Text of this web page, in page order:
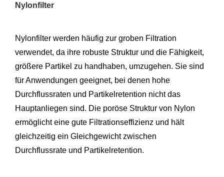
Nylonfilter
Nylonfilter werden häufig zur groben Filtration
verwendet, da ihre robuste Struktur und die Fähigkeit,
größere Partikel zu handhaben, umzugehen. Sie sind
für Anwendungen geeignet, bei denen hohe
Durchflussraten und Partikelretention nicht das
Hauptanliegen sind. Die poröse Struktur von Nylon
ermöglicht eine gute Filtrationseffizienz und hält
gleichzeitig ein Gleichgewicht zwischen
Durchflussrate und Partikelretention.